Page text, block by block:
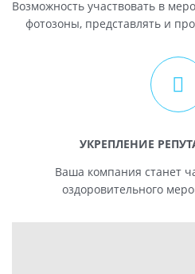
Возможность участвовать в
фотозоны, представлять и
УКРЕПЛЕНИЕ
Ваша компания станет
оздоровительного